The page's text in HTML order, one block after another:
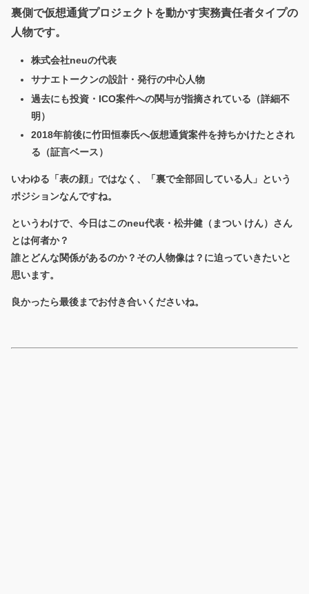
裏側で仮想通貨プロジェクトを動かす実務責任者タイプの
人物です。
株式会社neuの代表
サナエトークンの設計・発行の中心人物
過去にも投資・ICO案件への関与が指摘されている（詳細不
明）
2018年前後に竹田恒泰氏へ仮想通貨案件を持ちかけたとされ
る（証言ベース）
いわゆる「表の顔」ではなく、「裏で全部回している人」という
ポジションなんですね。
というわけで、今日はこのneu代表・松井健（まつい けん）さん
とは何者か？
誰とどんな関係があるのか？その人物像は？に迫っていきたいと
思います。
良かったら最後までお付き合いくださいね。